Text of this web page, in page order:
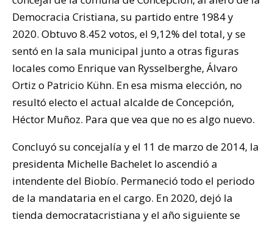
Democracia Cristiana, su partido entre 1984 y
2020. Obtuvo 8.452 votos, el 9,12% del total, y se
sentó en la sala municipal junto a otras figuras
locales como Enrique van Rysselberghe, Álvaro
Ortiz o Patricio Kühn. En esa misma elección, no
resultó electo el actual alcalde de Concepción,
Héctor Muñoz. Para que vea que no es algo nuevo.
Concluyó su concejalía y el 11 de marzo de 2014, la
presidenta Michelle Bachelet lo ascendió a
intendente del Biobío. Permaneció todo el periodo
de la mandataria en el cargo. En 2020, dejó la
tienda democratacristiana y el año siguiente se